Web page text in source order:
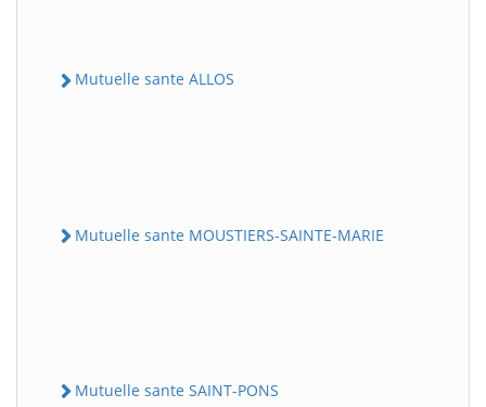
Mutuelle sante ALLOS
Mutuelle sante MOUSTIERS-SAINTE-MARIE
Mutuelle sante SAINT-PONS